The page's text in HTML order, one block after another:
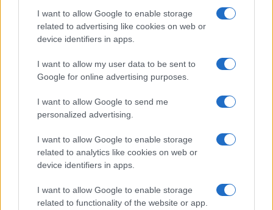
I want to allow Google to enable storage
related to advertising like cookies on web or
device identifiers in apps.
I want to allow my user data to be sent to
Google for online advertising purposes.
I want to allow Google to send me
personalized advertising.
I want to allow Google to enable storage
related to analytics like cookies on web or
device identifiers in apps.
I want to allow Google to enable storage
related to functionality of the website or app.
Brentolie daalt naar 91,82 dollar: een week van teruggang in
Sanne De Vries · 5 aug 2026